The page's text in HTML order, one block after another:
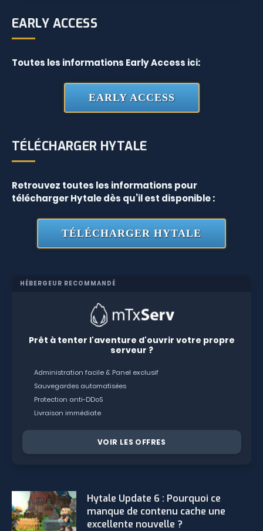
EARLY ACCESS
Toutes les informations Early Access ici:
EARLY ACCESS
TÉLÉCHARGER HYTALE
Retrouvez toutes les informations pour
télécharger Hytale dès qu’il est disponible :
TÉLÉCHARGER HYTALE
HÉBERGEUR RECOMMANDÉ
Prêt à tenter l'aventure d'ouvrir votre propre
serveur ?
Administration facile & Panel exclusif
Sauvegardes automatisées
Protection anti-DDoS
Livraison immédiate
VOIR LES OFFRES
Hytale Update 6 : Pourquoi ce
manque de contenu cache une
excellente nouvelle ?